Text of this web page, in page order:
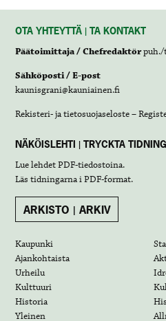
OTA YHTEYTTÄ | TA KONTAKT
Päätoimittaja / Chefredaktörpuh./
Sähköposti / E-post
kaunisgrani@kauniainen.fi
Rekisteri- ja tietosuojaseloste –
NÄKÖISLEHTI | TRYCKTA
Lue lehdetPDF-tiedostoina.
Läs tidningarna iPDF-format.
ARKISTO | ARKIV
Kaupunki
Ajankohtaista
Urheilu
Kulttuuri
Historia
Yleinen